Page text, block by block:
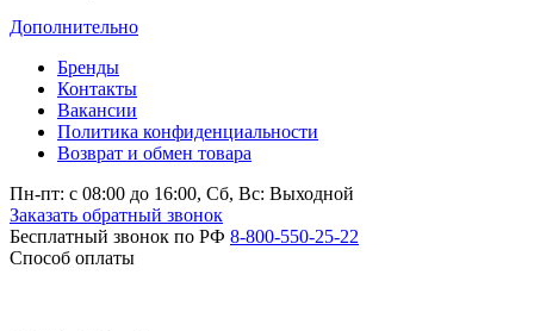
Дополнительно
Бренды
Контакты
Вакансии
Политика конфиденциальности
Возврат и обмен товара
Пн-пт: c 08:00 до 16:00, Сб, Вс: Выходной
Заказать обратный звонок
Бесплатный звонок по РФ 8-800-550-25-22
Способ оплаты